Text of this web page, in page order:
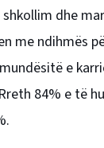
dhe
me ndihmës
e
84% e të